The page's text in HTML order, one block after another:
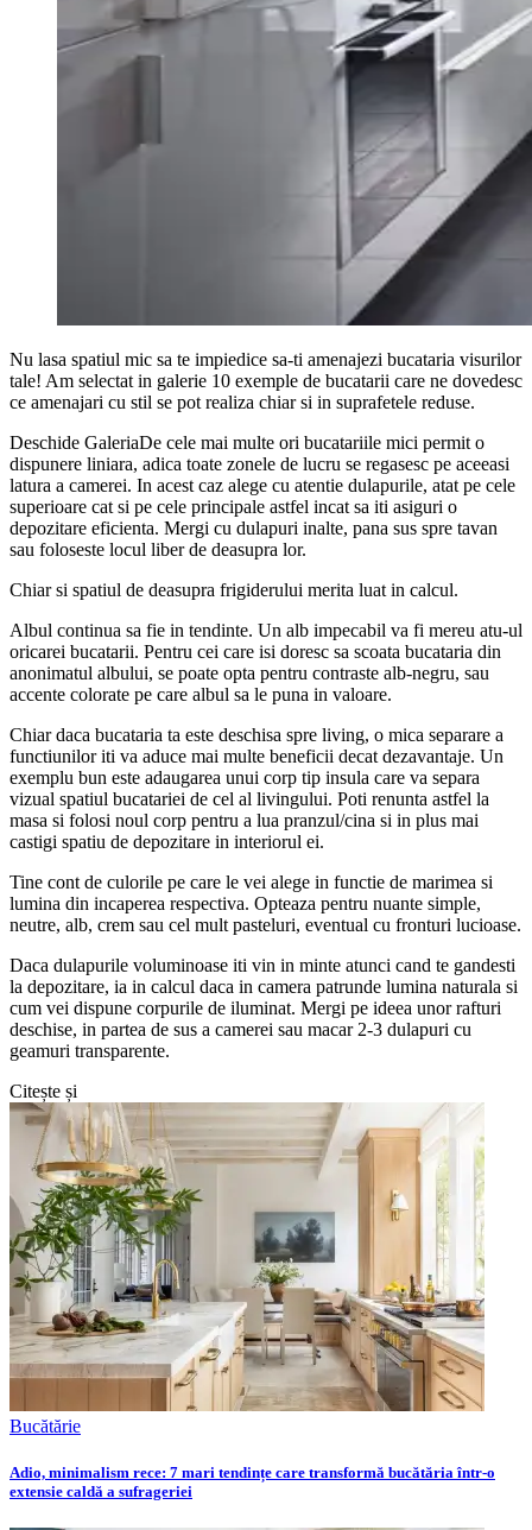
Nu lasa spatiul mic sa te impiedice sa-ti amenajezi bucataria visurilor
tale! Am selectat in galerie 10 exemple de bucatarii care ne dovedesc
ce amenajari cu stil se pot realiza chiar si in suprafetele reduse.
Deschide GaleriaDe cele mai multe ori bucatariile mici permit o
dispunere liniara, adica toate zonele de lucru se regasesc pe aceeasi
latura a camerei. In acest caz alege cu atentie dulapurile, atat pe cele
superioare cat si pe cele principale astfel incat sa iti asiguri o
depozitare eficienta. Mergi cu dulapuri inalte, pana sus spre tavan
sau foloseste locul liber de deasupra lor.
Chiar si spatiul de deasupra frigiderului merita luat in calcul.
Albul continua sa fie in tendinte. Un alb impecabil va fi mereu atu-ul
oricarei bucatarii. Pentru cei care isi doresc sa scoata bucataria din
anonimatul albului, se poate opta pentru contraste alb-negru, sau
accente colorate pe care albul sa le puna in valoare.
Chiar daca bucataria ta este deschisa spre living, o mica separare a
functiunilor iti va aduce mai multe beneficii decat dezavantaje. Un
exemplu bun este adaugarea unui corp tip insula care va separa
vizual spatiul bucatariei de cel al livingului. Poti renunta astfel la
masa si folosi noul corp pentru a lua pranzul/cina si in plus mai
castigi spatiu de depozitare in interiorul ei.
Tine cont de culorile pe care le vei alege in functie de marimea si
lumina din incaperea respectiva. Opteaza pentru nuante simple,
neutre, alb, crem sau cel mult pasteluri, eventual cu fronturi lucioase.
Daca dulapurile voluminoase iti vin in minte atunci cand te gandesti
la depozitare, ia in calcul daca in camera patrunde lumina naturala si
cum vei dispune corpurile de iluminat. Mergi pe ideea unor rafturi
deschise, in partea de sus a camerei sau macar 2-3 dulapuri cu
geamuri transparente.
Citește și
Bucătărie
Adio, minimalism rece: 7 mari tendințe care transformă bucătăria într-o
extensie caldă a sufrageriei